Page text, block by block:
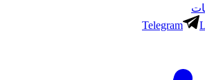
Telegram